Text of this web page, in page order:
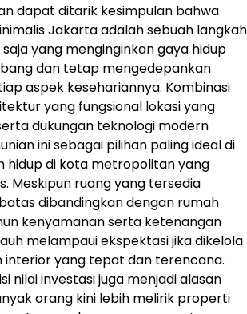
dapat ditarik kesimpulan bahwa
Jakarta adalah sebuah langkah
yang menginginkan gaya hidup
dan tetap mengedepankan
aspek kesehariannya. Kombinasi
yang fungsional lokasi yang
dukungan teknologi modern
ini sebagai pilihan paling ideal di
hidup di kota metropolitan yang
Meskipun ruang yang tersedia
dibandingkan dengan rumah
kenyamanan serta ketenangan
melampaui ekspektasi jika dikelola
interior yang tepat dan terencana.
nilai investasi juga menjadi alasan
orang kini lebih melirik properti